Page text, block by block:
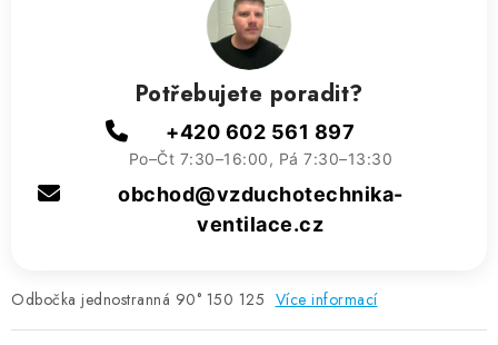
Odbočka jednostranná 90° 150 125 Více informací
Potřebujete poradit?
+420 602 561 897
Po–Čt 7:30–16:00, Pá 7:30–13:30
obchod@vzduchotechnika-
ventilace.cz